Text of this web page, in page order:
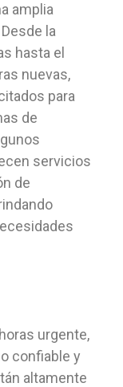
amplia
la
hasta el
nuevas,
para
de
servicios
de
urgente,
confiable y
altamente